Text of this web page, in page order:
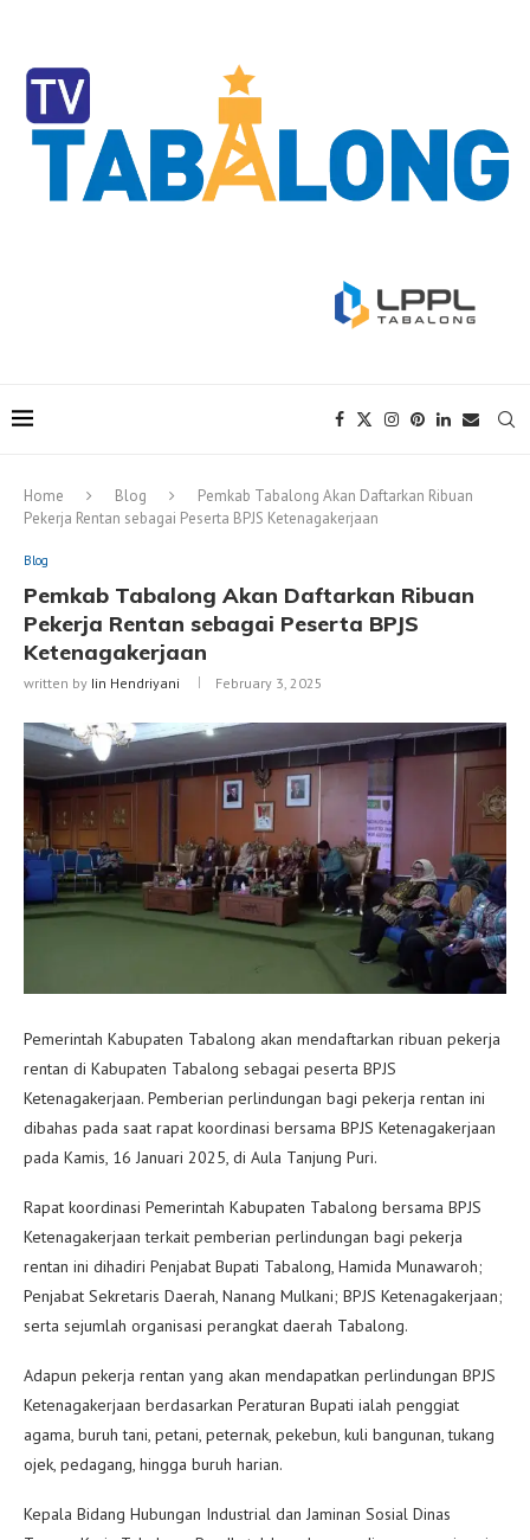
Home Blog
Pemkab Tabalong Akan Daftarkan Ribuan
Pekerja Rentan sebagai Peserta BPJS Ketenagakerjaan
Blog
Pemkab Tabalong Akan Daftarkan Ribuan
Pekerja Rentan sebagai Peserta BPJS
Ketenagakerjaan
written by Iin Hendriyani February 3, 2025
Pemerintah Kabupaten Tabalong akan mendaftarkan ribuan pekerja
rentan di Kabupaten Tabalong sebagai peserta BPJS
Ketenagakerjaan. Pemberian perlindungan bagi pekerja rentan ini
dibahas pada saat rapat koordinasi bersama BPJS Ketenagakerjaan
pada Kamis, 16 Januari 2025, di Aula Tanjung Puri.
Rapat koordinasi Pemerintah Kabupaten Tabalong bersama BPJS
Ketenagakerjaan terkait pemberian perlindungan bagi pekerja
rentan ini dihadiri Penjabat Bupati Tabalong, Hamida Munawaroh;
Penjabat Sekretaris Daerah, Nanang Mulkani; BPJS Ketenagakerjaan;
serta sejumlah organisasi perangkat daerah Tabalong.
Adapun pekerja rentan yang akan mendapatkan perlindungan BPJS
Ketenagakerjaan berdasarkan Peraturan Bupati ialah penggiat
agama, buruh tani, petani, peternak, pekebun, kuli bangunan, tukang
ojek, pedagang, hingga buruh harian.
Kepala Bidang Hubungan Industrial dan Jaminan Sosial Dinas